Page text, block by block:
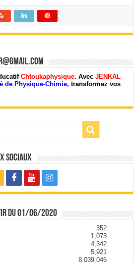
Chtoukaphysique. AvecJENKAL
de Physique-Chimie,transformez vos
Sociaux
du 01/06/2020
352
1,073
4,342
5,921
8,039,046